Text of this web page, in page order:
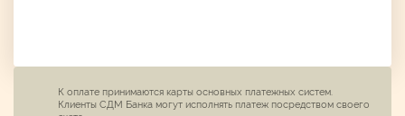
К оплате принимаются карты основных платежных систем.
Клиенты СДМ Банка могут исполнять платеж посредством своего